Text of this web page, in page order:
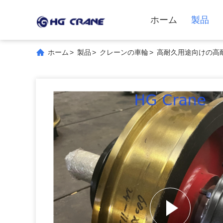
ホーム 製品
ホーム > 製品> クレーンの車輪> 高耐久用途向けの高